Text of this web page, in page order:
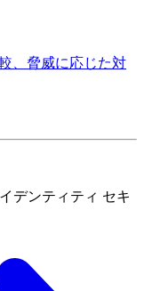
、脅威に応じた対
デンティティ セキ